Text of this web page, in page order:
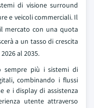
di visione surround
e veicoli commerciali. Il
mercato con una quota
a un tasso di crescita
al 2035.
sempre più i sistemi di
combinando i flussi
e i display di assistenza
utente attraverso